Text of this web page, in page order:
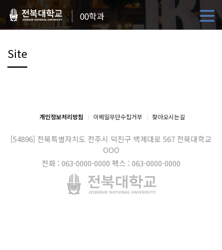
00학과
Site
개인정보처리방침 이메일무단수집거부 찾아오시는길
[54896] 전북특별자치도 전주시 덕진구 백제대로 567 전북대학교
OOO
전화 : 063-0000-0000 팩스 : 063-0000-0000